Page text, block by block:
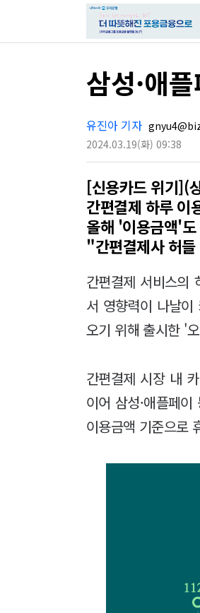
삼성·애
유진아 기자
2024.03.19(화) 09:38
[신용카드 위기](
간편결제 하루
올해 '이용금액'
"간편결제사 허
간편결제 서비스의
서 영향력이 나날
오기 위해 출시한 '
간편결제 시장 내
이어 삼성·애플페
이용금액 기준으로